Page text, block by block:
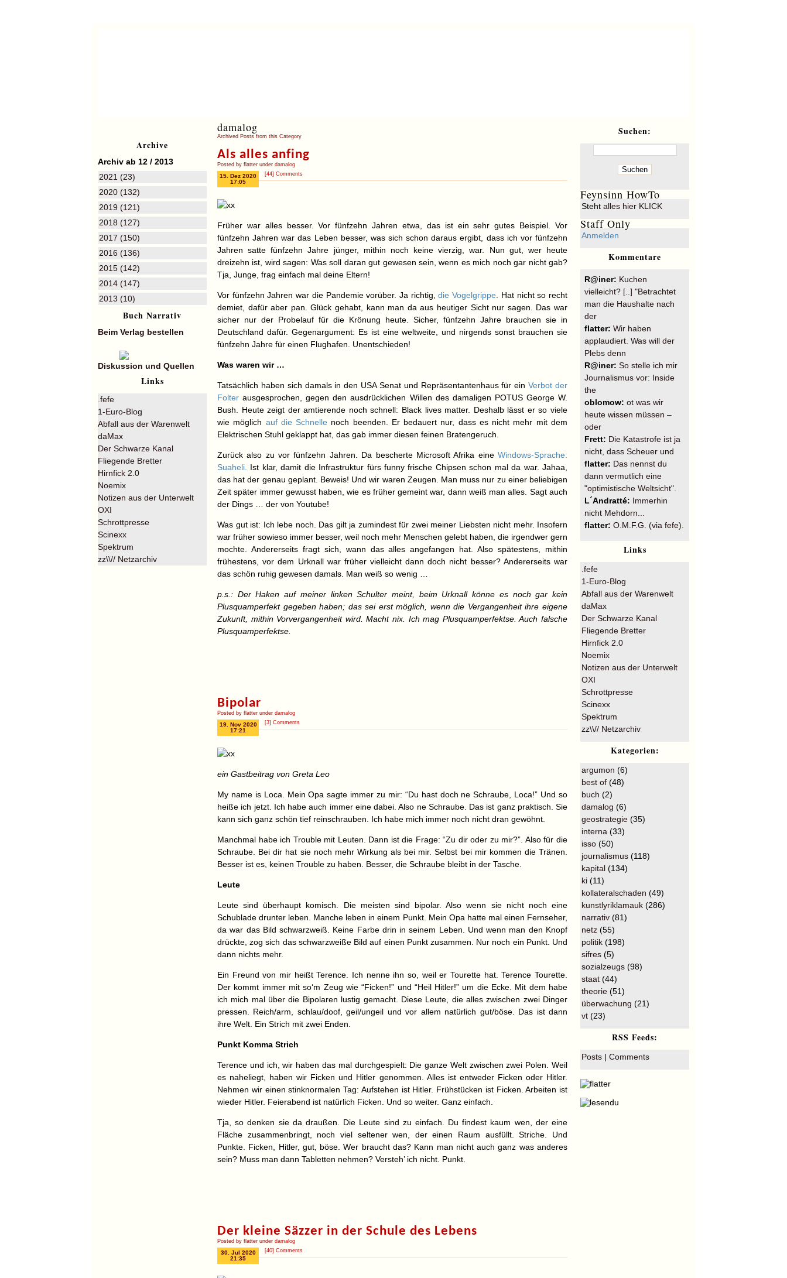
Archive
Archiv ab 12 / 2013
2021 (23)
2020 (132)
2019 (121)
2018 (127)
2017 (150)
2016 (136)
2015 (142)
2014 (147)
2013 (10)
Buch Narrativ
Beim Verlag bestellen
Diskussion und Quellen
Links
.fefe
1-Euro-Blog
Abfall aus der Warenwelt
daMax
Der Schwarze Kanal
Fliegende Bretter
Hirnfick 2.0
Noemix
Notizen aus der Unterwelt
OXI
Schrottpresse
Scinexx
Spektrum
zz\\// Netzarchiv
damalog
Archived Posts from this Category
Als alles anfing
Posted by flatter under damalog
[44] Comments
15. Dez 2020
17:05
Früher war alles besser. Vor fünfzehn Jahren etwa, das ist ein sehr gutes Beispiel. Vor
fünfzehn Jahren war das Leben besser, was sich schon daraus ergibt, dass ich vor fünfzehn
Jahren satte fünfzehn Jahre jünger, mithin noch keine vierzig, war. Nun gut, wer heute
dreizehn ist, wird sagen: Was soll daran gut gewesen sein, wenn es mich noch gar nicht gab?
Tja, Junge, frag einfach mal deine Eltern!
Vor fünfzehn Jahren war die Pandemie vorüber. Ja richtig,die Vogelgrippe . Hat nicht so recht
demiet, dafür aber pan. Glück gehabt, kann man da aus heutiger Sicht nur sagen. Das war
sicher nur der Probelauf für die Krönung heute. Sicher, fünfzehn Jahre brauchen sie in
Deutschland dafür. Gegenargument: Es ist eine weltweite, und nirgends sonst brauchen sie
fünfzehn Jahre für einen Flughafen. Unentschieden!
Was waren wir …
Tatsächlich haben sich damals in den USA Senat und Repräsentantenhaus für einVerbot der
Folter ausgesprochen, gegen den ausdrücklichen Willen des damaligen POTUS George W.
Bush. Heute zeigt der amtierende noch schnell: Black lives matter. Deshalb lässt er so viele
wie möglich auf die Schnelle noch beenden. Er bedauert nur, dass es nicht mehr mit dem
Elektrischen Stuhl geklappt hat, das gab immer diesen feinen Bratengeruch.
Zurück also zu vor fünfzehn Jahren. Da bescherte Microsoft Afrika eine Windows-Sprache:
Suaheli.
Ist klar, damit die Infrastruktur fürs funny frische Chipsen schon mal da war. Jahaa,
das hat der genau geplant. Beweis! Und wir waren Zeugen. Man muss nur zu einer beliebigen
Zeit später immer gewusst haben, wie es früher gemeint war, dann weiß man alles. Sagt auch
der Dings … der von Youtube!
Was gut ist: Ich lebe noch. Das gilt ja zumindest für zwei meiner Liebsten nicht mehr. Insofern
war früher sowieso immer besser, weil noch mehr Menschen gelebt haben, die irgendwer gern
mochte. Andererseits fragt sich, wann das alles angefangen hat. Also spätestens, mithin
frühestens, vor dem Urknall war früher vielleicht dann doch nicht besser? Andererseits war
das schön ruhig gewesen damals. Man weiß so wenig …
p.s.: Der Haken auf meiner linken Schulter meint, beim Urknall könne es noch gar kein
Plusquamperfekt gegeben haben; das sei erst möglich, wenn die Vergangenheit ihre eigene
Zukunft, mithin Vorvergangenheit wird. Macht nix. Ich mag Plusquamperfektse. Auch falsche
Plusquamperfektse.
Bipolar
Posted by flatter under damalog
[3] Comments
19. Nov 2020
17:21
ein Gastbeitrag von Greta Leo
My name is Loca. Mein Opa sagte immer zu mir: “Du hast doch ne Schraube, Loca!” Und so
heiße ich jetzt. Ich habe auch immer eine dabei. Also ne Schraube. Das ist ganz praktisch. Sie
kann sich ganz schön tief reinschrauben. Ich habe mich immer noch nicht dran gewöhnt.
Manchmal habe ich Trouble mit Leuten. Dann ist die Frage: “Zu dir oder zu mir?”. Also für die
Schraube. Bei dir hat sie noch mehr Wirkung als bei mir. Selbst bei mir kommen die Tränen.
Besser ist es, keinen Trouble zu haben. Besser, die Schraube bleibt in der Tasche.
Leute
Leute sind überhaupt komisch. Die meisten sind bipolar. Also wenn sie nicht noch eine
Schublade drunter leben. Manche leben in einem Punkt. Mein Opa hatte mal einen Fernseher,
da war das Bild schwarzweiß. Keine Farbe drin in seinem Leben. Und wenn man den Knopf
drückte, zog sich das schwarzweiße Bild auf einen Punkt zusammen. Nur noch ein Punkt. Und
dann nichts mehr.
Ein Freund von mir heißt Terence. Ich nenne ihn so, weil er Tourette hat. Terence Tourette.
Der kommt immer mit so‘m Zeug wie “Ficken!” und “Heil Hitler!” um die Ecke. Mit dem habe
ich mich mal über die Bipolaren lustig gemacht. Diese Leute, die alles zwischen zwei Dinger
pressen. Reich/arm, schlau/doof, geil/ungeil und vor allem natürlich gut/böse. Das ist dann
ihre Welt. Ein Strich mit zwei Enden.
Punkt Komma Strich
Terence und ich, wir haben das mal durchgespielt: Die ganze Welt zwischen zwei Polen. Weil
es naheliegt, haben wir Ficken und Hitler genommen. Alles ist entweder Ficken oder Hitler.
Nehmen wir einen stinknormalen Tag: Aufstehen ist Hitler. Frühstücken ist Ficken. Arbeiten ist
wieder Hitler. Feierabend ist natürlich Ficken. Und so weiter. Ganz einfach.
Tja, so denken sie da draußen. Die Leute sind zu einfach. Du findest kaum wen, der eine
Fläche zusammenbringt, noch viel seltener wen, der einen Raum ausfüllt. Striche. Und
Punkte. Ficken, Hitler, gut, böse. Wer braucht das? Kann man nicht auch ganz was anderes
sein? Muss man dann Tabletten nehmen? Versteh’ ich nicht. Punkt.
Der kleine Säzzer in der Schule des Lebens
Posted by flatter under damalog
[40] Comments
30. Jul 2020
21:35
Suchen:
Feynsinn HowTo
Steht alles hier KLICK
Staff Only
Anmelden
Kommentare
R@iner: Kuchen
vielleicht? [..] "Betrachtet
man die Haushalte nach
der
flatter: Wir haben
applaudiert. Was will der
Plebs denn
R@iner: So stelle ich mir
Journalismus vor: Inside
the
oblomow: ot was wir
heute wissen müssen –
oder
Frett: Die Katastrofe ist ja
nicht, dass Scheuer und
flatter: Das nennst du
dann vermutlich eine
"optimistische Weltsicht".
L´Andratté: Immerhin
nicht Mehdorn...
flatter: O.M.F.G. (via fefe).
Links
.fefe
1-Euro-Blog
Abfall aus der Warenwelt
daMax
Der Schwarze Kanal
Fliegende Bretter
Hirnfick 2.0
Noemix
Notizen aus der Unterwelt
OXI
Schrottpresse
Scinexx
Spektrum
zz\\// Netzarchiv
Kategorien:
argumon (6)
best of (48)
buch (2)
damalog (6)
geostrategie (35)
interna (33)
isso (50)
journalismus (118)
kapital (134)
ki (11)
kollateralschaden (49)
kunstlyriklamauk (286)
narrativ (81)
netz (55)
politik (198)
sifres (5)
sozialzeugs (98)
staat (44)
theorie (51)
überwachung (21)
vt (23)
RSS Feeds:
Posts | Comments